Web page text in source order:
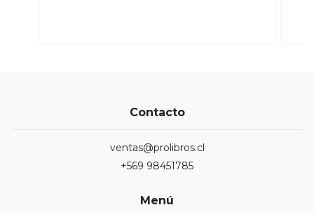
Contacto
ventas@prolibros.cl
+569 98451785
Menú